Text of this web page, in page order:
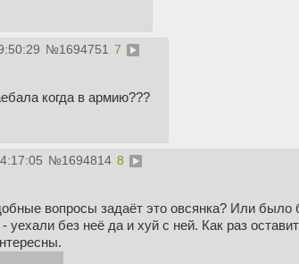
№1694751 7
когда в армию???
№1694814 8
вопросы задаёт это овсянка? Или
уехали без неё да и хуй с ней. Как раз